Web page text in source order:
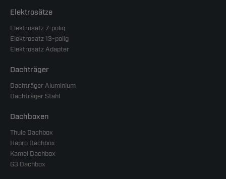
Elektrosätze
Elektrosatz 7-polig
Elektrosatz 13-polig
Elektrosatz Adapter
Dachträger
Dachträger Aluminium
Dachträger Stahl
Dachboxen
Thule Dachbox
Hapro Dachbox
Kamei Dachbox
G3 Dachbox